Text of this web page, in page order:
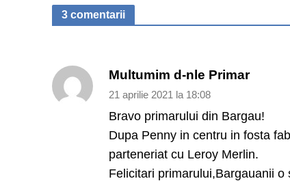
3 comentarii
Multumim d-nle Primar
21 aprilie 2021 la 18:08
Bravo primarului din Bargau!
Dupa Penny in centru in fosta
parteneriat cu Leroy Merlin.
Felicitari primarului,Bargauanii